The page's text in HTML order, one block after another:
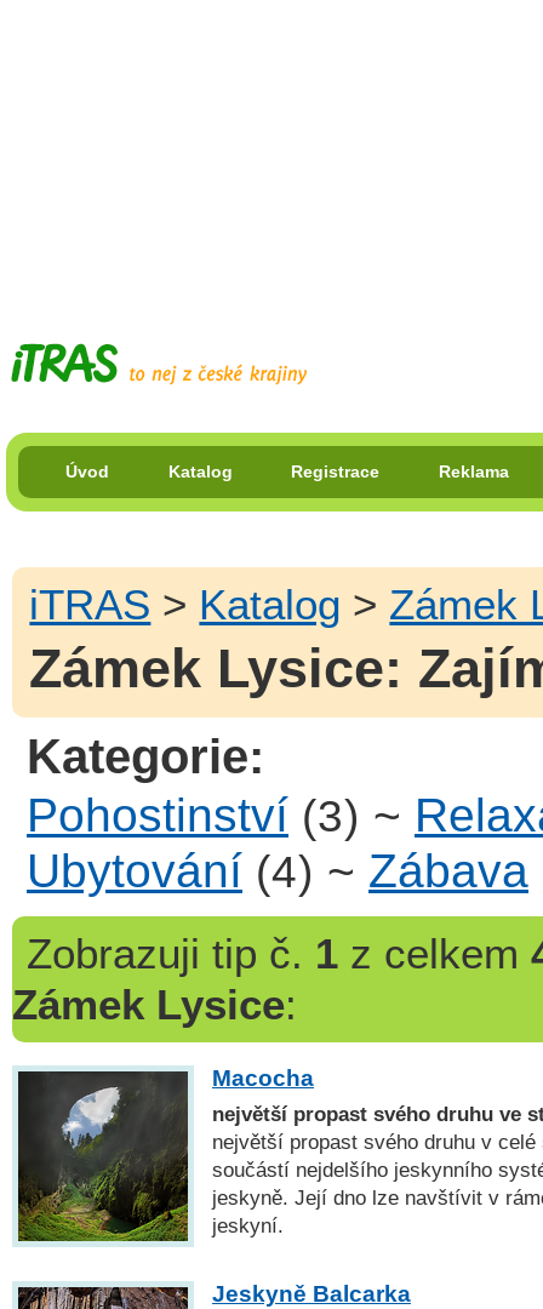
Úvod Katalog Registrace Reklama
iTRAS > Katalog > Zámek
Zámek Lysice:
Kategorie:
Pohostinství (3) ~
Ubytování (4) ~ Zábava
Zobrazuji tip č. 1z celkem
Zámek Lysice:
Macocha
největší propast svého druhu ve
největší propast svého druhu v
součástí nejdelšího jeskynního
jeskyně. Její dno lze navštívit v
jeskyní.
Jeskyně Balcarka